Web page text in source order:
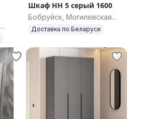
Шкаф НН 5 серый 1600
Бобруйск, Могилевская
область
Доставка по Беларуси